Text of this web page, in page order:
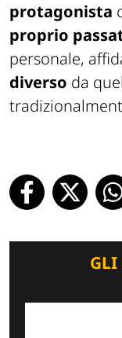
protagonista
proprio
personale,
diverso da